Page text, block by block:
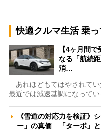
快適クルマ生活 乗
【4ヶ月間
なる「航続
消…
あれほどもてはやされてい
最近では減速基調になって
《雪道の対応力を検証》
ー」の真価 「ターボ」